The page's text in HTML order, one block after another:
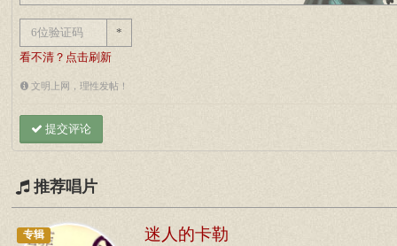
*
看不清？点击刷新
文明上网，理性发帖！
提交评论
推荐唱片
专辑 迷人的卡勒